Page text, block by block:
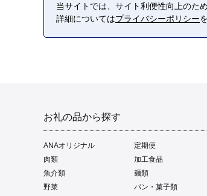
お礼の品から探す
ANAオリジナル 定期便
肉類
加工食品
魚介類
麺類
野菜
パン・菓子類
当サイトでは、サイト利便性向上のた
詳細についてはプライバシーポリシー